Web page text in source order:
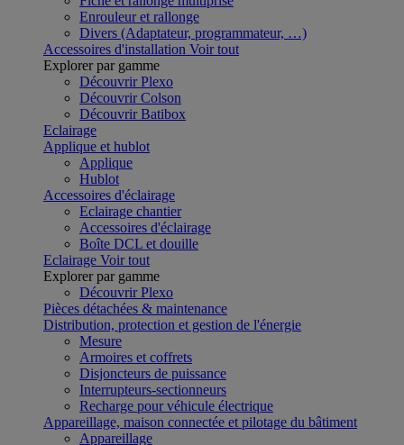
Enrouleur et rallonge
Divers (Adaptateur, programmateur, …)
Accessoires d'installation Voir tout
Explorer par gamme
Découvrir Plexo
Découvrir Colson
Découvrir Batibox
Eclairage
Applique et hublot
Applique
Hublot
Accessoires d'éclairage
Eclairage chantier
Accessoires d'éclairage
Boîte DCL et douille
Eclairage Voir tout
Explorer par gamme
Découvrir Plexo
Pièces détachées & maintenance
Distribution, protection et gestion de l'énergie
Mesure
Armoires et coffrets
Disjoncteurs de puissance
Interrupteurs-sectionneurs
Recharge pour véhicule électrique
Appareillage, maison connectée et pilotage du bâtiment
Appareillage